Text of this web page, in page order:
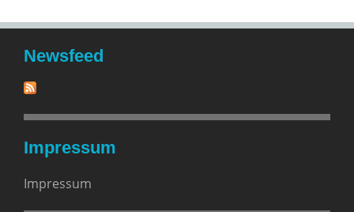
Newsfeed
Impressum
Impressum